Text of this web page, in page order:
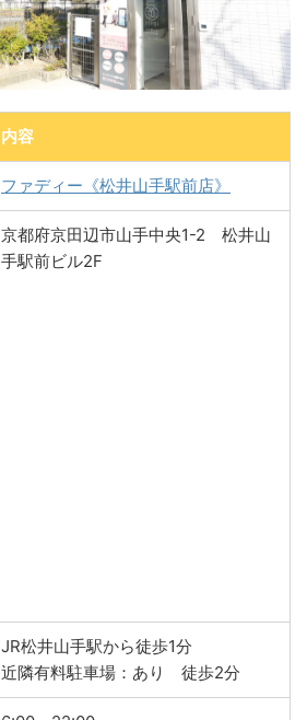
内容
ファディー《松井山手駅前店》
京都府京田辺市山手中央1-2 松井山
手駅前ビル2F
JR松井山手駅から徒歩1分
近隣有料駐車場：あり 徒歩2分